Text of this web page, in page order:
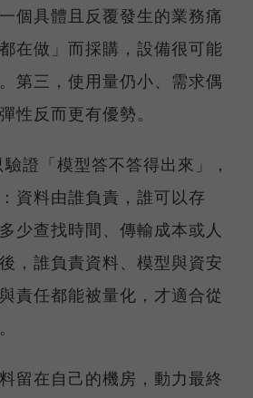
個具體且反覆發生的業務痛
在做」而採購，設備很可能
第三，使用量仍小、需求偶
性反而更有優勢。
證「模型答不答得出來」，
資料由誰負責，誰可以存
少查找時間、傳輸成本或人
，誰負責資料、模型與資安
責任都能被量化，才適合從
留在自己的機房，動力最終